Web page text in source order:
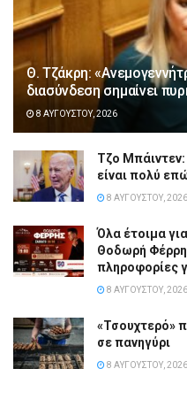
Θ. Τζάκρη:
διασύνδεση σημαίνει
8 ΑΥΓΟΎΣΤΟΥ, 2026
Τζο Μπάιντεν:
είναι πολύ
8 ΑΥΓΟΎΣΤΟΥ, 2026
Όλα έτοιμα
Θοδωρή Φέρρη
πληροφορίες
8 ΑΥΓΟΎΣΤΟΥ, 2026
«Τσουχτερό»
σε πανηγύρι
8 ΑΥΓΟΎΣΤΟΥ, 2026